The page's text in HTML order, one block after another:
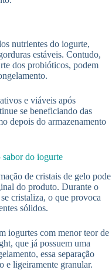
nutrientes do iogurte,
estáveis. Contudo,
dos probióticos, podem
e viáveis após
se beneficiando das
depois do armazenamento
sabor do iogurte
de cristais de gelo pode
do produto. Durante o
cristaliza, o que provoca
sólidos.
iogurtes com menor teor de
que já possuem uma
essa separação
e ligeiramente granular.